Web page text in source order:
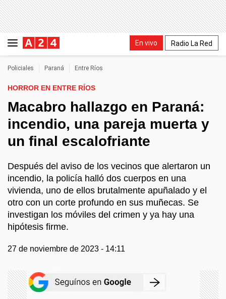
En vivo Radio La Red
Policiales Paraná Entre Ríos
HORROR EN ENTRE RÍOS
Macabro hallazgo en Paraná:
incendio, una pareja muerta y
un final escalofriante
Después del aviso de los vecinos que alertaron un
incendio, la policía halló dos cuerpos en una
vivienda, uno de ellos brutalmente apuñalado y el
otro con un corte profundo en sus muñecas. Se
investigan los móviles del crimen y ya hay una
hipótesis firme.
27 de noviembre de 2023 - 14:11